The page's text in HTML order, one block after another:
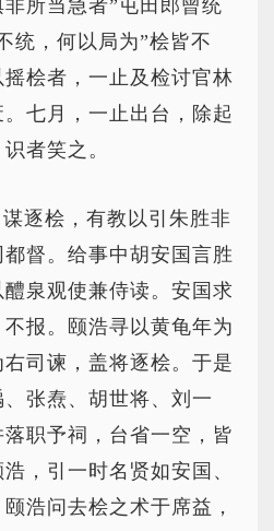
所当急者”屯田郎曾统
统，何以局为”桧皆不
桧者，一止及检讨官林
七月，一止出台，除起
者笑之。
逐桧，有教以引朱胜非
督。给事中胡安国言胜
泉观使兼侍读。安国求
报。颐浩寻以黄龟年为
司谏，盖将逐桧。于是
张焘、胡世将、刘一
职予祠，台省一空，皆
，引一时名贤如安国、
浩问去桧之术于席益，